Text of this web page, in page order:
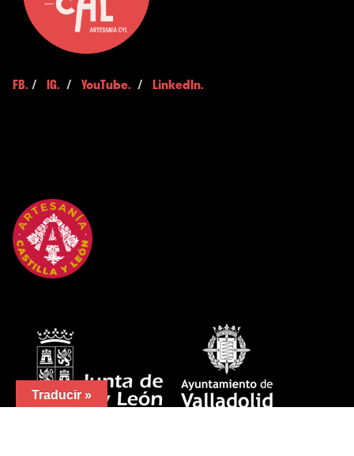
FB. / IG. / YouTube. / LinkedIn.
Traducir »